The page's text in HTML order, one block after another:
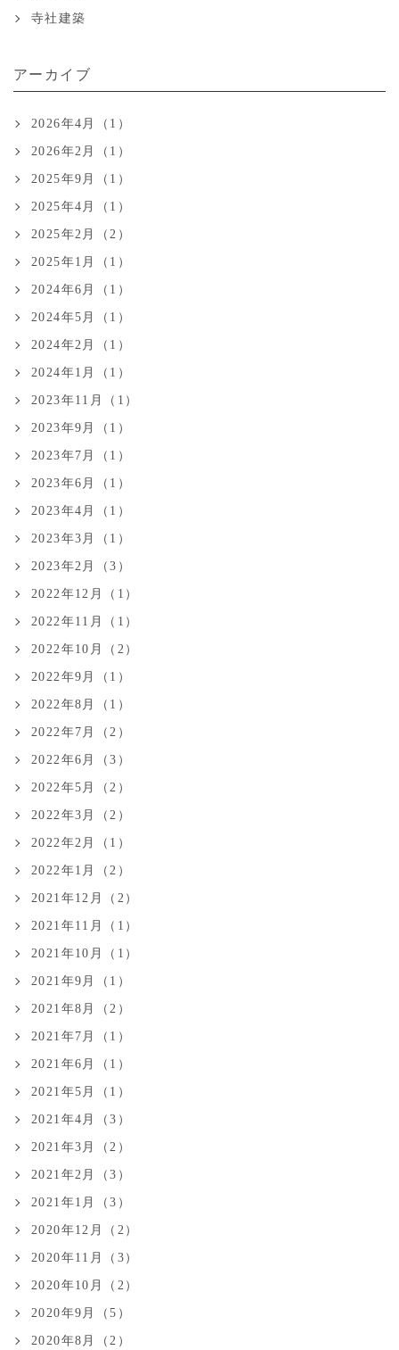
寺社建築
アーカイブ
2026年4月（1）
2026年2月（1）
2025年9月（1）
2025年4月（1）
2025年2月（2）
2025年1月（1）
2024年6月（1）
2024年5月（1）
2024年2月（1）
2024年1月（1）
2023年11月（1）
2023年9月（1）
2023年7月（1）
2023年6月（1）
2023年4月（1）
2023年3月（1）
2023年2月（3）
2022年12月（1）
2022年11月（1）
2022年10月（2）
2022年9月（1）
2022年8月（1）
2022年7月（2）
2022年6月（3）
2022年5月（2）
2022年3月（2）
2022年2月（1）
2022年1月（2）
2021年12月（2）
2021年11月（1）
2021年10月（1）
2021年9月（1）
2021年8月（2）
2021年7月（1）
2021年6月（1）
2021年5月（1）
2021年4月（3）
2021年3月（2）
2021年2月（3）
2021年1月（3）
2020年12月（2）
2020年11月（3）
2020年10月（2）
2020年9月（5）
2020年8月（2）